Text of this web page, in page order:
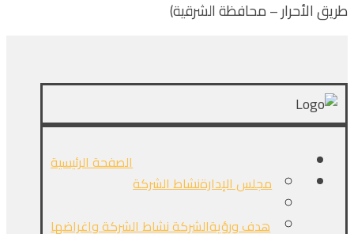
طريق الأحرار – محافظة الشرقية)
الصفحة الرئيسية
نشاط الشركةمجلس الإدارة
نشاط الشركة واغراضهاهدف ورؤيةالشركة